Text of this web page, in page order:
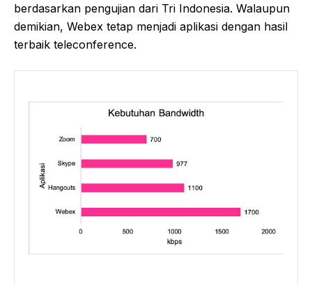
berdasarkan pengujian dari Tri Indonesia. Walaupun
demikian, Webex tetap menjadi aplikasi dengan hasil
terbaik teleconference.